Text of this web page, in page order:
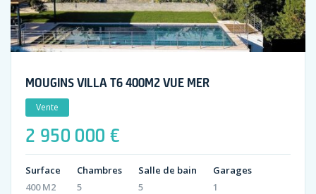
MOUGINS VILLA T6 400M2 VUE MER
Vente
2 950 000 €
Surface
400 M2
Chambres
5
Salle de bain
5
Garages
1